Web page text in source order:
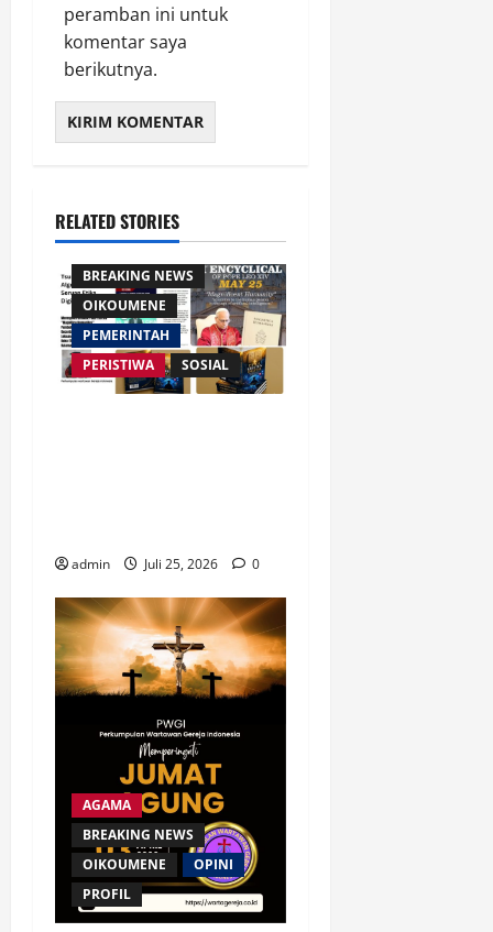
peramban ini untuk
komentar saya
berikutnya.
RELATED STORIES
AGAMA
BREAKING NEWS
OIKOUMENE
PEMERINTAH
PERISTIWA
SOSIAL
admin Juli 25, 2026 0
AGAMA
BREAKING NEWS
OIKOUMENE
OPINI
PROFIL